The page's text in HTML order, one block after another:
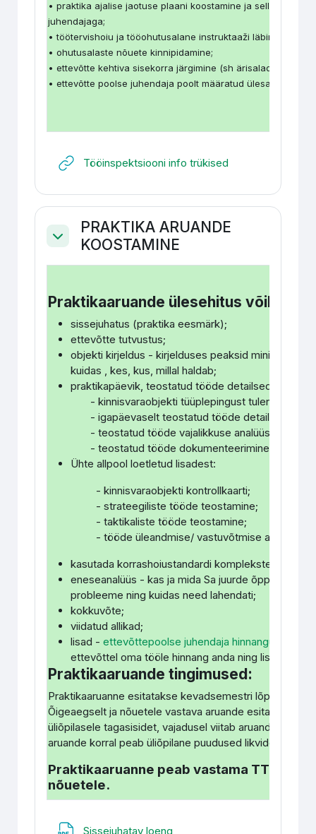
• praktika ajalise jaotuse plaani koostamine ja selle
juhendajaga;
• töötervishoiu ja tööohutusalane instruktaaži läbimine;
• ohutusalaste nõuete kinnipidamine;
• ettevõtte kehtiva sisekorra järgimine (sh ärisaladuste
• ettevõtte poolse juhendaja poolt määratud ülesannete
Tööinspektsiooni info trükised
Collapse
PRAKTIKA ARUANDE
KOOSTAMINE
Praktikaaruande ülesehitus võiks
sissejuhatus (praktika eesmärk);
ettevõtte tutvustus;
objekti kirjeldus - kirjelduses peaksid minimaalselt
kuidas , kes, kus, millal haldab;
praktikapäevik, teostatud tööde detailsed
- kinnisvaraobjekti tüüplepingust tulenevaid
- igapäevaselt teostatud tööde detailseid
- teostatud tööde vajalikkuse analüüs;
- teostatud tööde dokumenteerimine.
Ühte allpool loetletud lisadest:
- kinnisvaraobjekti kontrollkaarti;
- strateegiliste tööde teostamine;
- taktikaliste tööde teostamine;
- tööde üleandmise/ vastuvõtmise akti;
kasutada korrashoiustandardi komplekstegevuste
eneseanalüüs - kas ja mida Sa juurde õppisid,
probleeme ning kuidas need lahendati;
kokkuvõte;
viidatud allikad;
lisad -ettevõttepoolse juhendaja hinnanguleht
ettevõttel oma tööle hinnang anda ning lisa
Praktikaaruande tingimused:
Praktikaaruanne esitatakse kevadsemestri lõpuks
Õigeaegselt ja nõuetele vastava aruande esitamisel
üliõpilasele tagasisidet, vajadusel viitab aruandes
aruande korral peab üliõpilane puudused likvideerima.
Praktikaaruanne peab vastama TTK
nõuetele.
Sissejuhatav loeng